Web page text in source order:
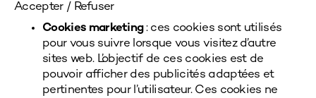
Accepter / Refuser
Cookies marketing: ces cookies sont utilisés
pour vous suivre lorsque vous visitez d’autre
sites web. L’objectif de ces cookies est de
pouvoir afficher des publicités adaptées et
pertinentes pour l’utilisateur. Ces cookies ne